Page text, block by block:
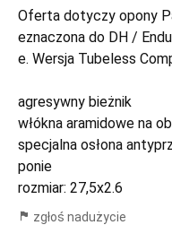
Oferta dotyczy opony
eznaczona do DH /
e. Wersja Tubeless
agresywny bieżnik
włókna aramidowe na
specjalna osłona
ponie
rozmiar: 27,5x2.6
zgłoś nadużycie